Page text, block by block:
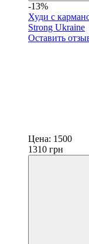
-13%
Худи с
Strong Ukraine
Оставить
Цена: 1500
1310 грн